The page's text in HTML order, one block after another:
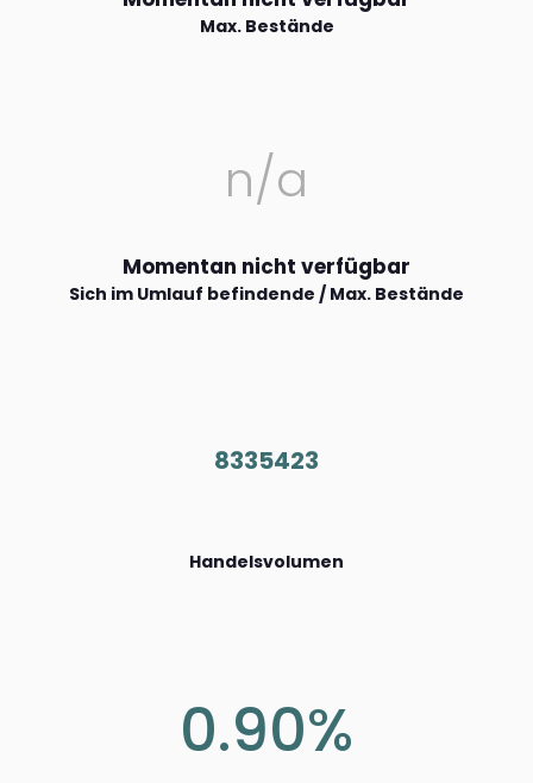
Max. Bestände
n/a
Momentan nicht verfügbar
Sich im Umlauf befindende / Max. Bestände
8335423
Handelsvolumen
0.90%